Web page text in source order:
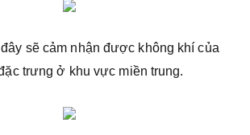
sẽ cảm nhận được không khí của
trưng ở khu vực miền trung.